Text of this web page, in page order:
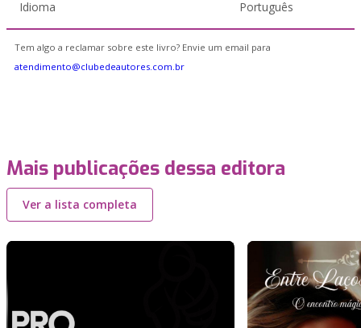
Idioma Português
Tem algo a reclamar sobre este livro? Envie um email para
atendimento@clubedeautores.com.br
Mais publicações dessa editora
Ver a lista completa